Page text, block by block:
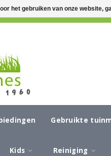
€50,-
Gebruikte
Kids Reiniging
het gebruiken van onze website,